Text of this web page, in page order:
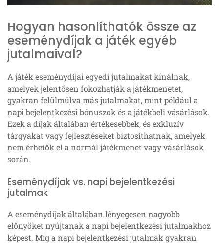
Hogyan hasonlíthatók össze az
eseménydíjak a játék egyéb
jutalmaival?
A játék eseménydíjai egyedi jutalmakat kínálnak,
amelyek jelentősen fokozhatják a játékmenetet,
gyakran felülmúlva más jutalmakat, mint például a
napi bejelentkezési bónuszok és a játékbeli vásárlások.
Ezek a díjak általában értékesebbek, és exkluzív
tárgyakat vagy fejlesztéseket biztosíthatnak, amelyek
nem érhetők el a normál játékmenet vagy vásárlások
során.
Eseménydíjak vs. napi bejelentkezési
jutalmak
A eseménydíjak általában lényegesen nagyobb
előnyöket nyújtanak a napi bejelentkezési jutalmakhoz
képest. Míg a napi bejelentkezési jutalmak gyakran